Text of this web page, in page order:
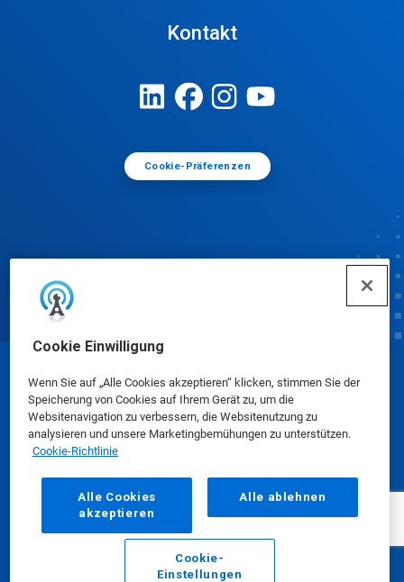
Cookie Einwilligung
Wenn Sie auf „Alle Cookies akzeptieren“ klicken, stimmen Sie der
Speicherung von Cookies auf Ihrem Gerät zu, um die
Websitenavigation zu verbessern, die Websitenutzung zu
analysieren und unsere Marketingbemühungen zu unterstützen.
Cookie-Richtlinie
Alle Cookies
akzeptieren
Alle ablehnen
Cookie-
Einstellungen
Kontakt
Cookie-Präferenzen
© Ecolab Inc. 2025
Sicherheitsdatenblätter|Datenschutzrichtlinie